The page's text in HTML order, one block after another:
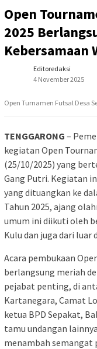
Open
2025
Kebersamaan
Editoredaksi
4 November 2025
Open Turnamen Futsal Desa
TENGGARONG –
kegiatan Open
(25/10/2025) yang
Gang Putri. Kegiatan
yang dituangkan ke
Tahun 2025, ajang
umum ini diikuti oleh
Kulu dan juga dari luar
Acara pembukaan
berlangsung meriah
pejabat penting, di
Kartanegara, Camat
ketua BPD Sepakat,
tamu undangan
menambah semangat